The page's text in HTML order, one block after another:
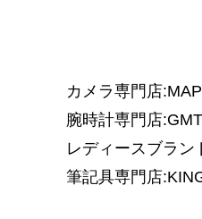
カメラ専門店
腕時計専門店:GMT
レディースブラン
筆記具専門店